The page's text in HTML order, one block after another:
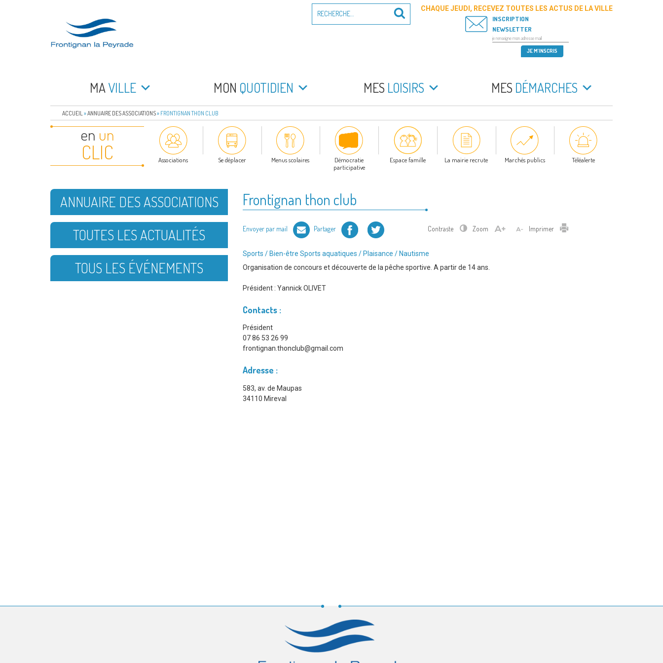
FRONTIGNAN LA PEYRADE
pour
Recherche
CHAQUE JEUDI, RECEVEZ TOUTES LES ACTUS DE LA VILLE
INSCRIPTION
NEWSLETTER
MAVILLE MON QUOTIDIEN MES LOISIRS MES DÉMARCHES
ACCUEIL »ANNUAIRE DES ASSOCIATIONS» FRONTIGNAN THON CLUB
en un
CLIC Associations Se déplacer Menus scolaires
Démocratie
participative
Espace famille La mairie recrute Marchés publics Téléalerte
Frontignan thon club
Envoyer par mail Partager Facebook Twitter Contraste Zoom Imprimer Imprimer
Type
d'association
Sports / Bien-être Sports aquatiques / Plaisance / Nautisme
Organisation de concours et découverte de la pêche sportive. A partir de 14 ans.
Président : Yannick OLIVET
Contacts :
Président
07 86 53 26 99
frontignan.thonclub@gmail.com
Adresse :
583, av. de Maupas
34110 Mireval
ANNUAIRE DES ASSOCIATIONS
TOUTES LES ACTUALITÉS
TOUS LES ÉVÉNEMENTS